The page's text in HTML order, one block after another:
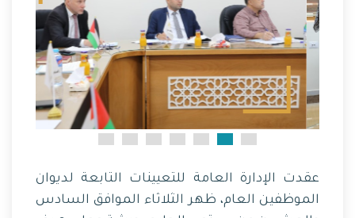
عقدت الإدارة العامة للتعيينات التابعة لديوان
الموظفين العام، ظهر الثلاثاء الموافق السادس